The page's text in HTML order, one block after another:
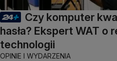
Czy komputer
hasła? Ekspert WAT o
technologii
OPINIE I WYDARZENIA